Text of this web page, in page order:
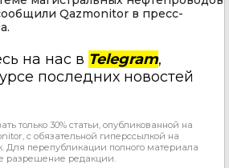
Qazmonitor в пресс-
на нас в Telegram,
последних новостей
только 30% статьи, опубликованной на
с обязательной гиперссылкой на
Для перепубликации полного материала
разрешение редакции.